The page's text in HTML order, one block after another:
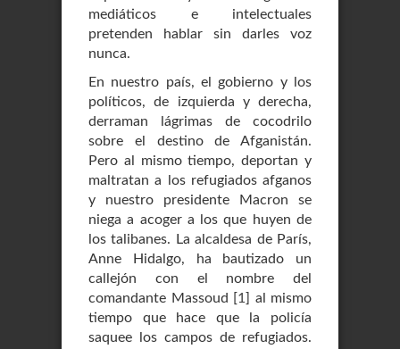
mediáticos e intelectuales
pretenden hablar sin darles voz
nunca.
En nuestro país, el gobierno y los
políticos, de izquierda y derecha,
derraman lágrimas de cocodrilo
sobre el destino de Afganistán.
Pero al mismo tiempo, deportan y
maltratan a los refugiados afganos
y nuestro presidente Macron se
niega a acoger a los que huyen de
los talibanes. La alcaldesa de París,
Anne Hidalgo, ha bautizado un
callejón con el nombre del
comandante Massoud [1 ] al mismo
tiempo que hace que la policía
saquee los campos de refugiados.